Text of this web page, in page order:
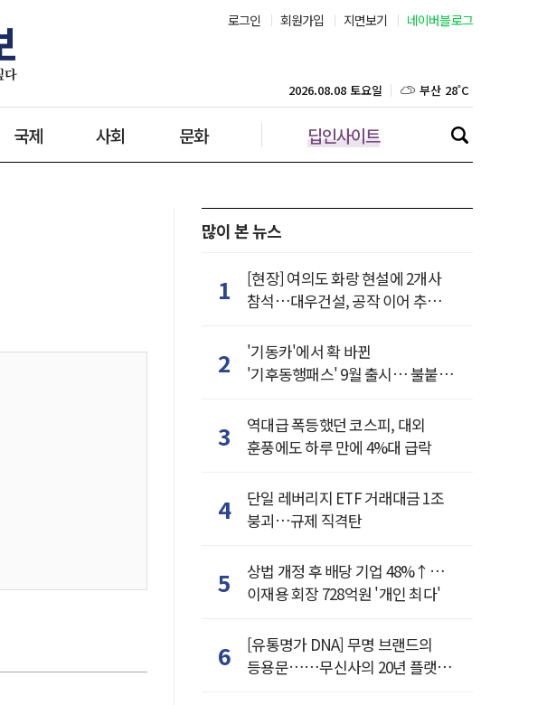
로그인 회원가입 지면보기 네이버블로그
국제 사회 문화 딥인사이트
2026.08.08 토요일 대구 27˚C
인천 26˚C
울산 26˚C
많이 본 뉴스
1
[현장] 여의도 화랑 현설에 2개사
참석…대우건설, 공작 이어 추가
2
'기동카'에서 확 바뀐
'기후동행패스' 9월 출시… 불붙은
3
역대급 폭등했던 코스피, 대외
훈풍에도 하루 만에 4%대 급락
4
단일 레버리지 ETF 거래대금 1조
붕괴…규제 직격탄
5
상법 개정 후 배당 기업 48%↑…
이재용 회장 728억원 '개인 최다'
6
[유통명가 DNA] 무명 브랜드의
등용문……무신사의 20년 플랫폼